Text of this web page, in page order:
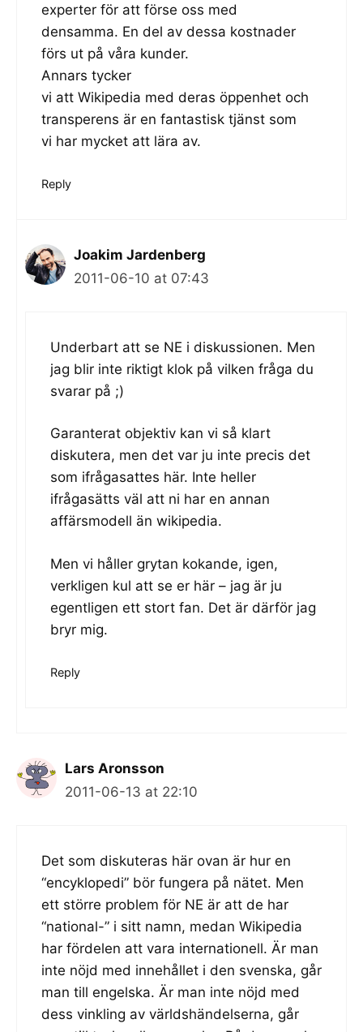
experter för att förse oss med
densamma. En del av dessa kostnader
förs ut på våra kunder.
Annars tycker
vi att Wikipedia med deras öppenhet och
transperens är en fantastisk tjänst som
vi har mycket att lära av.
Reply
Joakim Jardenberg
2011-06-10 at 07:43
Underbart att se NE i diskussionen. Men
jag blir inte riktigt klok på vilken fråga du
svarar på ;)
Garanterat objektiv kan vi så klart
diskutera, men det var ju inte precis det
som ifrågasattes här. Inte heller
ifrågasätts väl att ni har en annan
affärsmodell än wikipedia.
Men vi håller grytan kokande, igen,
verkligen kul att se er här – jag är ju
egentligen ett stort fan. Det är därför jag
bryr mig.
Reply
Lars Aronsson
2011-06-13 at 22:10
Det som diskuteras här ovan är hur en
“encyklopedi” bör fungera på nätet. Men
ett större problem för NE är att de har
“national-” i sitt namn, medan Wikipedia
har fördelen att vara internationell. Är man
inte nöjd med innehållet i den svenska, går
man till engelska. Är man inte nöjd med
dess vinkling av världshändelserna, går